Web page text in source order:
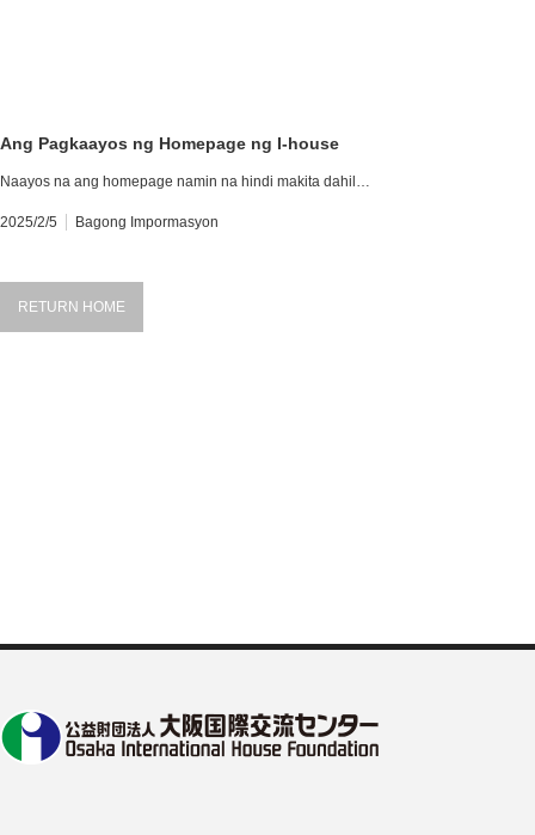
Ang Pagkaayos ng Homepage ng I-house
Naayos na ang homepage namin na hindi makita dahil…
2025/2/5 Bagong Impormasyon
RETURN HOME